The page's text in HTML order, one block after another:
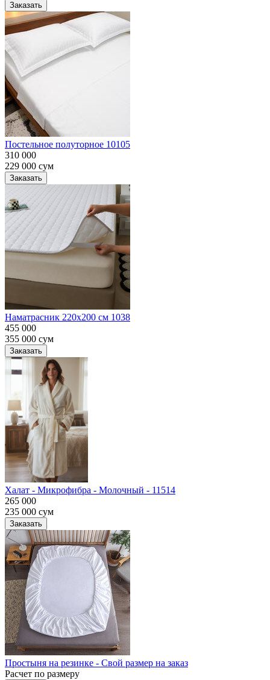
Заказать
Постельное полуторное 10105
310 000
229 000 сум
Заказать
Наматрасник 220х200 см 1038
455 000
355 000 сум
Заказать
Халат - Микрофибра - Молочный - 11514
265 000
235 000 сум
Заказать
Простыня на резинке - Свой размер на заказ
Расчет по размеру